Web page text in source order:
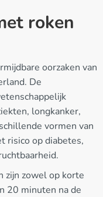
roken
oorzaken van
De
longkanker,
vormen van
risico op diabetes,
zijn zowel op korte
20 minuten na de